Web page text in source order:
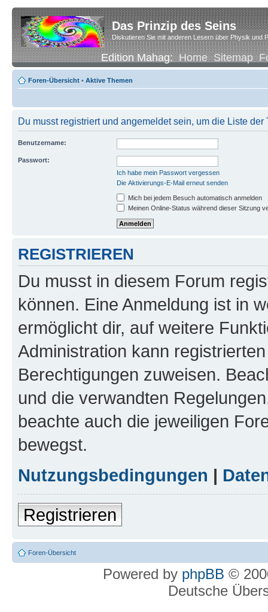
Das Prinzip des Seins
Diskutieren Sie mit anderen Lesern über Physik und
Edition Mahag:Home Sitemap
Foren-Übersicht • Aktive Themen
Du musst registriert und angemeldet sein, um die Liste
Benutzername:
Passwort:
Ich habe mein Passwort vergessen
Die Aktivierungs-E-Mail erneut senden
Mich bei jedem Besuch automatisch anmelden
Meinen Online-Status während dieser Sitzung
REGISTRIEREN
Du musst in diesem Forum
können. Eine Anmeldung ist in
ermöglicht dir, auf weitere
Administration kann
Berechtigungen zuweisen.
und die verwandten
beachte auch die jeweiligen
bewegst.
Nutzungsbedingungen |
Registrieren
Foren-Übersicht
Powered by phpBB ©
Deutsche